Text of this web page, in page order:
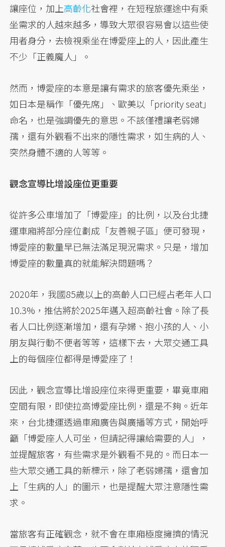
讓座位，加上高齡化社會裡，在短程旅運途中有乘
坐需求的人越來越多，導致大眾很容易會以這些使
用者身分，去檢視乘坐在博愛座上的人，因此產生
不少「正義魔人」。
然而，博愛座的本意是讓有需求的旅客優先乘坐，
如日本是稱作「優先席」、歐美以「priority seat」
命名，也是強調優先的意思。不該僅禮讓老弱婦
孺，還有外觀看不出來的隱性需求，如生病的人、
突然身體不適的人等等。
觀念宣導比增設座位更重要
從許多公車增加了「博愛座」的比例，以及台北捷
運車廂將部分座位劃成「友善親子區」便可發現，
博愛座的數量早已無法滿足現況需求。只是，增加
博愛座的數量真的就能解決問題嗎？
2020年，我國85歲以上的高齡人口已經占老年人口
10.3%，推估將於2025年邁入超高齡社會。除了長
者人口比例逐漸增加，還有孕婦、抱小孩的人、小
朋友與行動不便者等等，這樣下去，大眾交通工具
上的每個座位都得是博愛座了！
因此，觀念宣導比增設座位來得更重要，畢竟車廂
空間有限，即使拉高博愛座比例，還是不夠。近年
來，台北捷運透過車廂廣告與廣播等方式，開始呼
籲「博愛座人人可坐，但請記得讓給需要的人」，
並提醒旅客，有些需求是外觀看不見的。而日本一
些大眾交通工具的新標示，除了老弱婦孺，還會加
上「生病的人」的圖示，也是提醒大眾注意隱性需
求。
當旅客有正確觀念，就不會在車廂極度擁擠的情況